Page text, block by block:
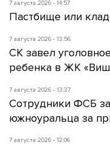
7 августа 2026 - 14:57
Пастбище или
7 августа 2026 - 13:56
СК завел
ребенка в ЖК
7 августа 2026 - 13:37
Сотрудники ФСБ
южноуральца за
7 августа 2026 - 12:06